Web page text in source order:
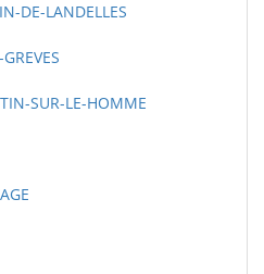
DE-LANDELLES
SUR-LE-HOMME